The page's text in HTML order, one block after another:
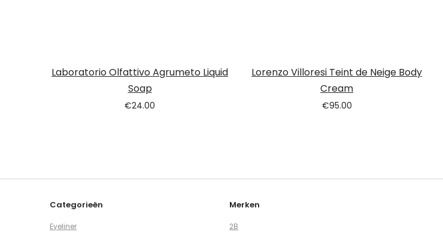
Laboratorio Olfattivo Agrumeto Liquid
Soap
€24.00
Lorenzo Villoresi Teint de Neige Body
Cream
€95.00
Categorieën
Eyeliner
Merken
2B